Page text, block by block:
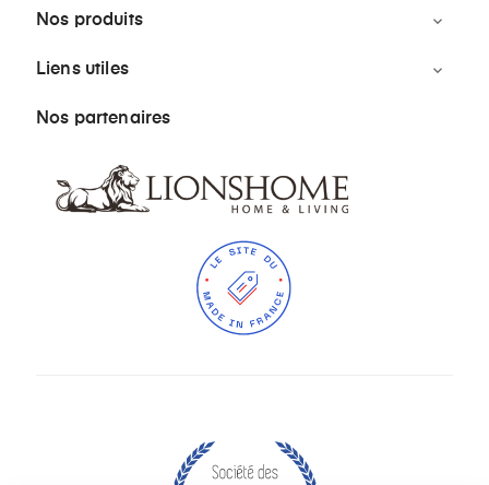
Nos produits 
Liens utiles 
Nos partenaires